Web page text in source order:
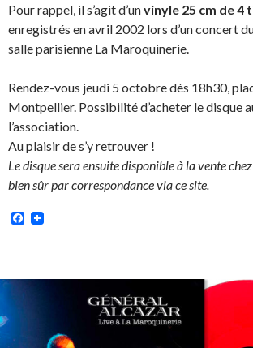
Pour rappel, il s’agit d’unvinyle 25 cm de 4
enregistrés en avril 2002 lors d’un concert
salle parisienne La Maroquinerie.
Rendez-vous jeudi 5 octobre dès 18h30,
Montpellier. Possibilité d’acheter le disque
l’association.
Au plaisir de s’y retrouver !
Le disque sera ensuite disponible à la vente
bien sûr par correspondance via ce site.
Facebook